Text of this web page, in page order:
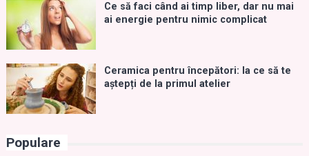
Ce să faci când ai timp liber, dar nu mai
ai energie pentru nimic complicat
Ceramica pentru începători: la ce să te
aștepți de la primul atelier
Populare